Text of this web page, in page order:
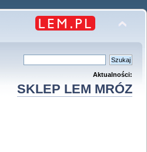
Aktualności:
SKLEP LEM MRÓZ